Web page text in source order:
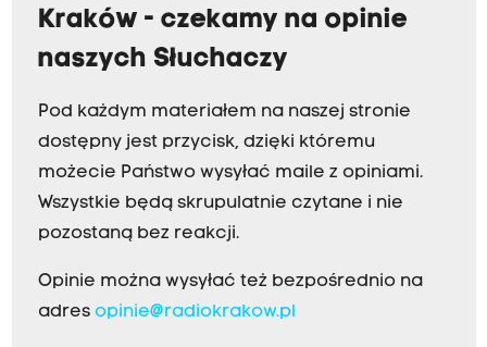
Kraków - czekamy na opinie
naszych Słuchaczy
Pod każdym materiałem na naszej stronie
dostępny jest przycisk, dzięki któremu
możecie Państwo wysyłać maile z opiniami.
Wszystkie będą skrupulatnie czytane i nie
pozostaną bez reakcji.
Opinie można wysyłać też bezpośrednio na
adres opinie@radiokrakow.pl